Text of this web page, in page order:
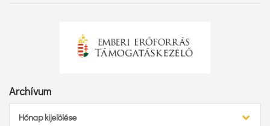
Archívum
Hónap kijelölése